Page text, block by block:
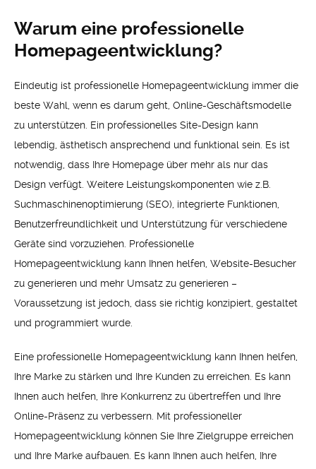
Warum eine professionelle
Homepageentwicklung?
Eindeutig ist professionelle Homepageentwicklung immer die
beste Wahl, wenn es darum geht, Online-Geschäftsmodelle
zu unterstützen. Ein professionelles Site-Design kann
lebendig, ästhetisch ansprechend und funktional sein. Es ist
notwendig, dass Ihre Homepage über mehr als nur das
Design verfügt. Weitere Leistungskomponenten wie z.B.
Suchmaschinenoptimierung (SEO), integrierte Funktionen,
Benutzerfreundlichkeit und Unterstützung für verschiedene
Geräte sind vorzuziehen. Professionelle
Homepageentwicklung kann Ihnen helfen, Website-Besucher
zu generieren und mehr Umsatz zu generieren –
Voraussetzung ist jedoch, dass sie richtig konzipiert, gestaltet
und programmiert wurde.
Eine professionelle Homepageentwicklung kann Ihnen helfen,
Ihre Marke zu stärken und Ihre Kunden zu erreichen. Es kann
Ihnen auch helfen, Ihre Konkurrenz zu übertreffen und Ihre
Online-Präsenz zu verbessern. Mit professioneller
Homepageentwicklung können Sie Ihre Zielgruppe erreichen
und Ihre Marke aufbauen. Es kann Ihnen auch helfen, Ihre